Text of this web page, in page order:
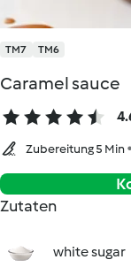
TM7 TM6
Caramel sauce
Zubereitung 5 Min
Zutaten
white sugar